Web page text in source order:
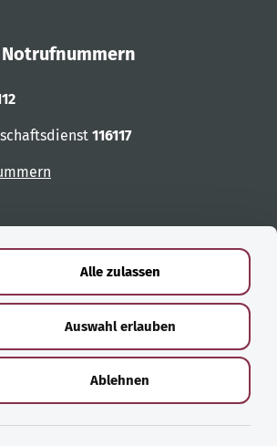
Alle zulassen
Auswahl erlauben
Ablehnen
116117